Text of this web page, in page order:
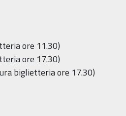
ore 11.30)
ore 17.30)
biglietteria ore 17.30)